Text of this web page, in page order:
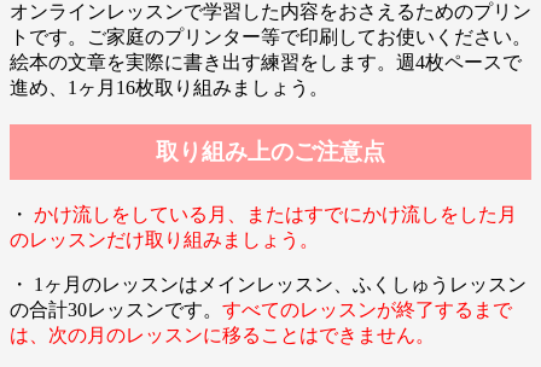
オンラインレッスンで学習した内容をおさえるためのプリン
トです。ご家庭のプリンター等で印刷してお使いください。
絵本の文章を実際に書き出す練習をします。週4枚ペースで
進め、1ヶ月16枚取り組みましょう。
取り組み上のご注意点
・ かけ流しをしている月、またはすでにかけ流しをした月
のレッスンだけ取り組みましょう。
・ 1ヶ月のレッスンはメインレッスン、ふくしゅうレッスン
の合計30レッスンです。 すべてのレッスンが終了するまで
は、次の月のレッスンに移ることはできません。